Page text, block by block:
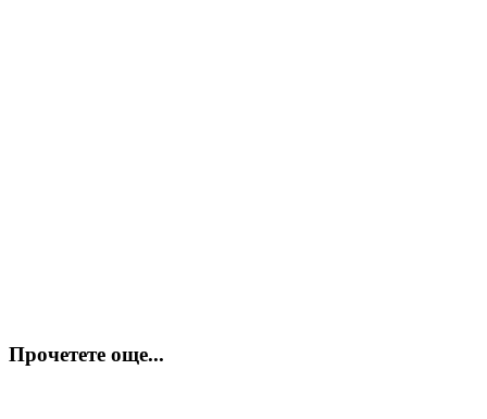
Прочетете още...